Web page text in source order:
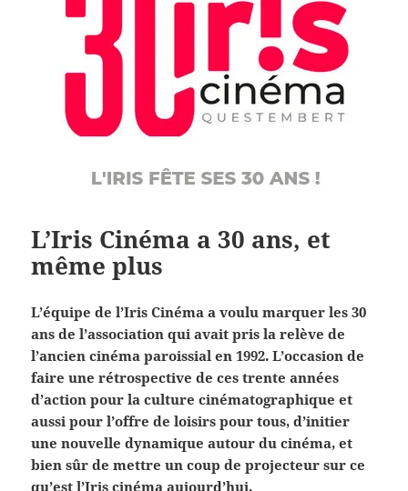
L’Iris Cinéma a 30 ans, et
même plus
L’équipe de l’Iris Cinéma a voulu marquer les 30
ans de l’association qui avait pris la relève de
l’ancien cinéma paroissial en 1992. L’occasion de
faire une rétrospective de ces trente années
d’action pour la culture cinématographique et
aussi pour l’offre de loisirs pour tous, d’initier
une nouvelle dynamique autour du cinéma, et
bien sûr de mettre un coup de projecteur sur ce
qu’est l’Iris cinéma aujourd’hui.